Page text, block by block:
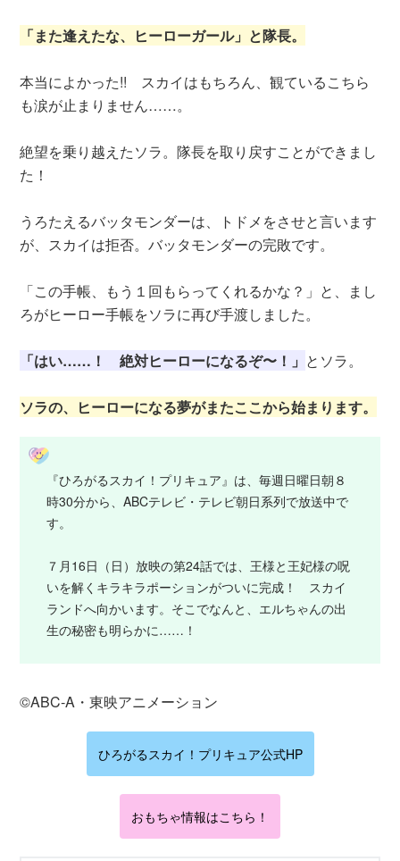
「また逢えたな、ヒーローガール」と隊長。
本当によかった!! スカイはもちろん、観ているこちら
も涙が止まりません……。
絶望を乗り越えたソラ。隊長を取り戻すことができまし
た！
うろたえるバッタモンダーは、トドメをさせと言います
が、スカイは拒否。バッタモンダーの完敗です。
「この手帳、もう１回もらってくれるかな？」と、まし
ろがヒーロー手帳をソラに再び手渡しました。
「はい……！ 絶対ヒーローになるぞ〜！」 とソラ。
ソラの、ヒーローになる夢がまたここから始まります。
『ひろがるスカイ！プリキュア』は、毎週日曜日朝８
時30分から、ABCテレビ・テレビ朝日系列で放送中で
す。
７月16日（日）放映の第24話では、王様と王妃様の呪
いを解くキラキラポーションがついに完成！ スカイ
ランドへ向かいます。そこでなんと、エルちゃんの出
生の秘密も明らかに……！
©ABC‐A・東映アニメーション
ひろがるスカイ！プリキュア公式HP
おもちゃ情報はこちら！